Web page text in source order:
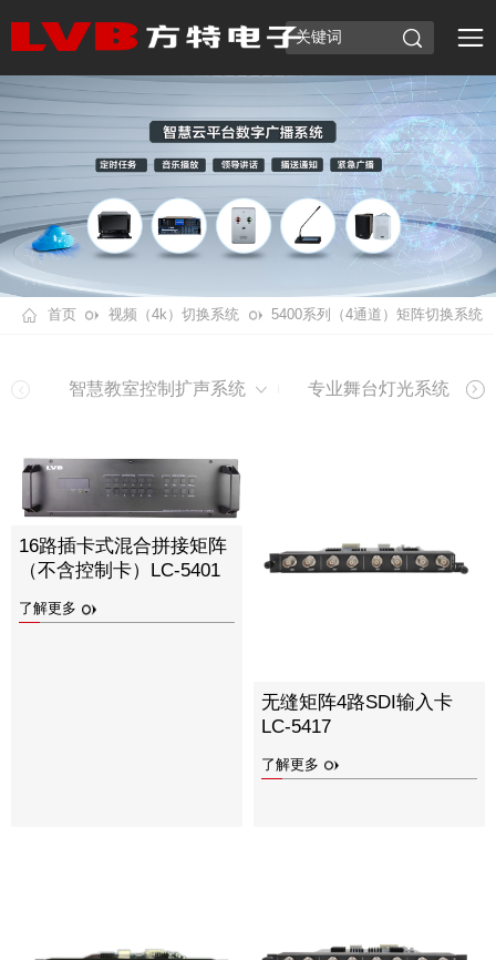
首页 视频（4k）切换系统 5400系列（4通道）矩阵切换系统
智慧教室控制扩声系统 专业舞台灯光系统
16路插卡式混合拼接矩阵
（不含控制卡）LC-5401
了解更多
无缝矩阵4路SDI输入卡
LC-5417
了解更多